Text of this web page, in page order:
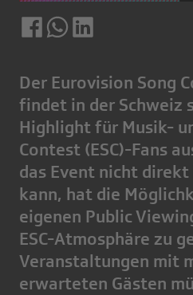
Der Eurovision Song
findet in der Schweiz
Highlight für Musik-
Contest (ESC)-Fans
das Event nicht direkt
kann, hat die
eigenen Public
ESC-Atmosphäre zu
Veranstaltungen mit
erwarteten Gästen